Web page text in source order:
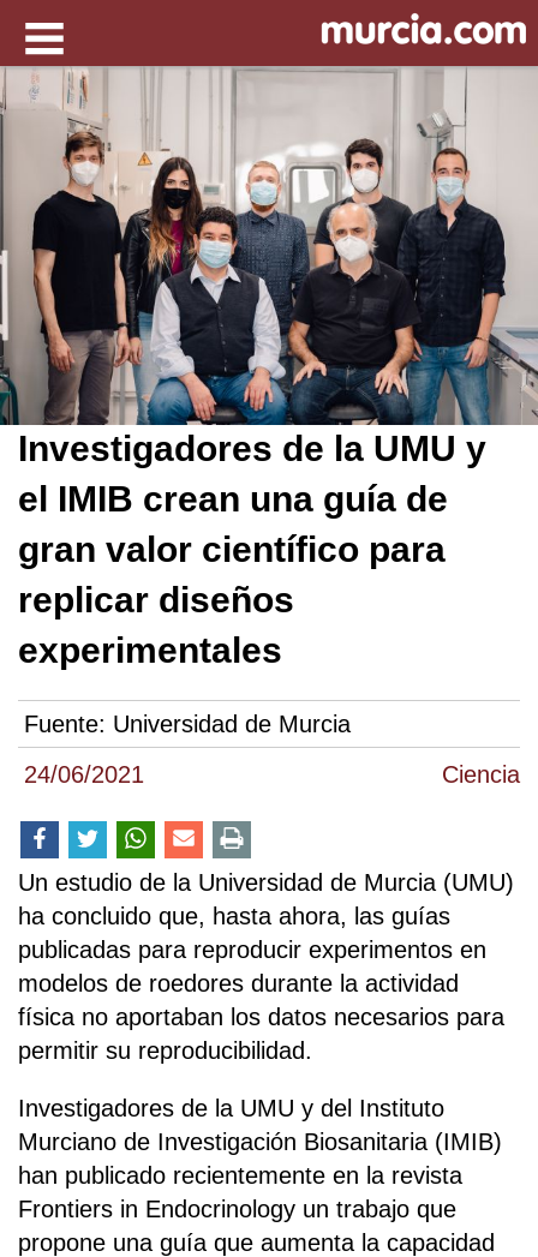
24/06/2021 Ciencia
Investigadores de la UMU y
el IMIB crean una guía de
gran valor científico para
replicar diseños
experimentales
Fuente: Universidad de Murcia
Un estudio de la Universidad de Murcia (UMU)
ha concluido que, hasta ahora, las guías
publicadas para reproducir experimentos en
modelos de roedores durante la actividad
física no aportaban los datos necesarios para
permitir su reproducibilidad.
Investigadores de la UMU y del Instituto
Murciano de Investigación Biosanitaria (IMIB)
han publicado recientemente en la revista
Frontiers in Endocrinology un trabajo que
propone una guía que aumenta la capacidad